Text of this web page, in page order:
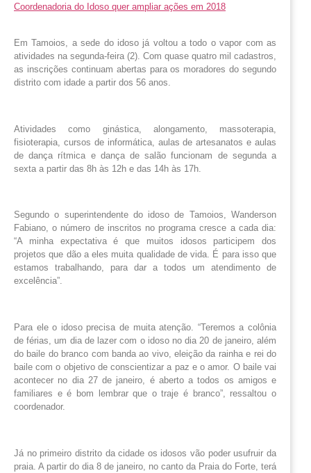
Coordenadoria do Idoso quer ampliar ações em 2018
Em Tamoios, a sede do idoso já voltou a todo o vapor com as
atividades na segunda-feira (2). Com quase quatro mil cadastros,
as inscrições continuam abertas para os moradores do segundo
distrito com idade a partir dos 56 anos.
Atividades como ginástica, alongamento, massoterapia,
fisioterapia, cursos de informática, aulas de artesanatos e aulas
de dança rítmica e dança de salão funcionam de segunda a
sexta a partir das 8h às 12h e das 14h às 17h.
Segundo o superintendente do idoso de Tamoios, Wanderson
Fabiano, o número de inscritos no programa cresce a cada dia:
“A minha expectativa é que muitos idosos participem dos
projetos que dão a eles muita qualidade de vida. É para isso que
estamos trabalhando, para dar a todos um atendimento de
excelência”.
Para ele o idoso precisa de muita atenção. “Teremos a colônia
de férias, um dia de lazer com o idoso no dia 20 de janeiro, além
do baile do branco com banda ao vivo, eleição da rainha e rei do
baile com o objetivo de conscientizar a paz e o amor. O baile vai
acontecer no dia 27 de janeiro, é aberto a todos os amigos e
familiares e é bom lembrar que o traje é branco”, ressaltou o
coordenador.
Já no primeiro distrito da cidade os idosos vão poder usufruir da
praia. A partir do dia 8 de janeiro, no canto da Praia do Forte, terá